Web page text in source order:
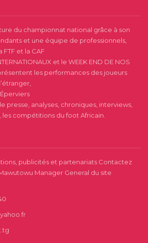
du championnat national grâce à son
et une équipe de professionnels,
FTF et la CAF
et le WEEK END DE NOS
présentent les performances des joueurs
presse, analyses, chroniques, interviews,
les compétitions du foot Africain.
publicités et partenariats Contactez
Manager General du site